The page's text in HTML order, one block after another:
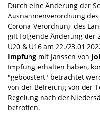
Durch eine Änderung der
Ausnahmenverordnung
Corona-Verordnung des
gilt folgende Änderung der
U20 & U16 am 22./
Impfung mit Janssen von
Impfung erhalten haben,
"geboostert" betrachtet
von der Befreiung von der
Regelung nach der
betroffen.